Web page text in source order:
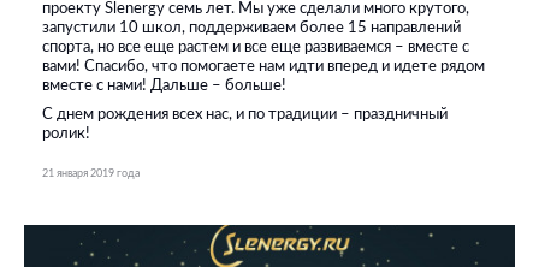
проекту Slenergy семь лет. Мы уже сделали много крутого,
запустили 10 школ, поддерживаем более 15 направлений
спорта, но все еще растем и все еще развиваемся – вместе с
вами! Спасибо, что помогаете нам идти вперед и идете рядом
вместе с нами! Дальше – больше!
С днем рождения всех нас, и по традиции – праздничный
ролик!
21 января 2019 года